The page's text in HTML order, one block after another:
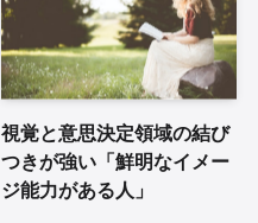
視覚と意思決定領域の結び
つきが強い「鮮明なイメー
ジ能力がある人」